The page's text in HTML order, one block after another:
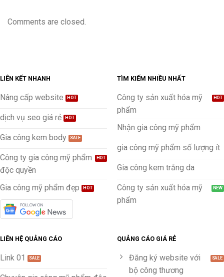
Comments are closed.
LIÊN KẾT NHANH
Nâng cấp website
dịch vụ seo giá rẻ
Gia công kem body
Công ty gia công mỹ phẩm
độc quyền
Gia công mỹ phẩm đẹp
TÌM KIẾM NHIỀU NHẤT
Công ty sản xuất hóa mỹ
phẩm
Nhận gia công mỹ phẩm
gia công mỹ phẩm số lượng ít
Gia công kem trắng da
Công ty sản xuất hóa mỹ
phẩm
LIÊN HỆ QUẢNG CÁO
Link 01
QUẢNG CÁO GIÁ RẺ
Đăng ký website với
bộ công thương